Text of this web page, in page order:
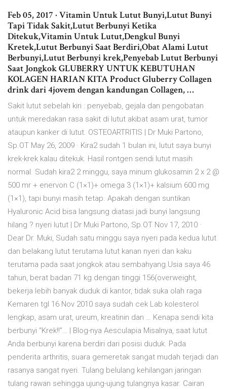
Feb 05, 2017 · Vitamin Untuk Lutut Bunyi,Lutut Bunyi
Tapi Tidak Sakit,Lutut Berbunyi Ketika
Ditekuk,Vitamin Untuk Lutut,Dengkul Bunyi
Kretek,Lutut Berbunyi Saat Berdiri,Obat Alami Lutut
Berbunyi,Lutut Berbunyi krek,Penyebab Lutut Berbunyi
Saat Jongkok GLUBERRY UNTUK KEBUTUHAN
KOLAGEN HARIAN KITA Product Gluberry Collagen
drink dari 4jovem dengan kandungan Collagen, …
Sakit lutut sebelah kiri : penyebab, gejala dan pengobatan
untuk meredakan rasa sakit di lutut akibat asam urat, tumor
ataupun kanker di lutut. OSTEOARTRITIS | Dr Muki Partono,
Sp.OT May 26, 2009 · Kira2 sudah 1 bulan ini, lutut saya bunyi
krek-krek kalau ditekuk. Hasil rontgen sendi lutut masih
normal. Sudah kira2 2 minggu, saya minum glukosamin 2 x 2 @
500 mr + enervon C (1×1)+ omega 3 (1×1)+ kalsium 600 mg
(1×1), tapi bunyi masih tetap. Apakah dengan suntikan
Hyaluronic Acid bisa langsung diatasi jadi bunyi langsung
hilang ? nyeri lutut | Dr Muki Partono, Sp.OT Nov 17, 2010 ·
Dear Dr. Muki, Sudah satu minggu saya nyeri pada kedua lutut
dan belakang lutut terutama lutut kanan nyeri dan kaku
terutama pada saat jongkok atau sembahyang.Usia saya 46
tahun, berat badan 71 kg dengan tinggi 156(overweight,
bekerja lebih banyak duduk di kantor, tidak suka olah raga
Kemaren tgl 16 Nov 2010 saya sudah cek Lab kolesterol
lengkap, asam urat, ureum, kreatinin dan … Kenapa sendi kita
berbunyi “Krek!!”… | Blog-nya Aesculapia Misalnya, saat lutut
Anda berbunyi karena berdiri dari posisi duduk. Pada
penderita arthritis, suara gemeretak sangat mudah terjadi dan
rasanya sangat nyeri. Tulang belulang kehilangan jaringan
tulang rawan sehingga ujung-ujung tulangnya kasar. Cairan